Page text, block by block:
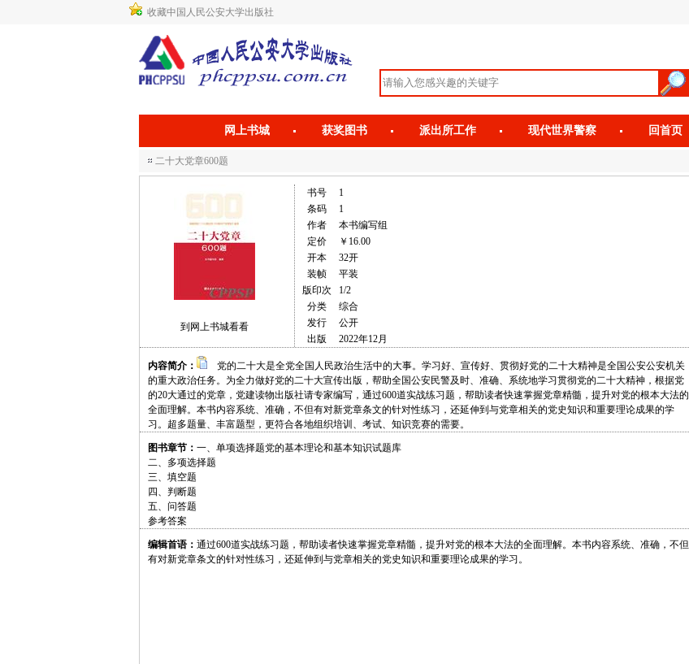
收藏中国人民公安大学出版社
网上书城 获奖图书 派出所工作 现代世界警察 回首页
二十大党章600题
到网上书城看看
书号
1
条码
1
作者
本书编写组
定价
￥16.00
开本
32开
装帧
平装
版印次
1/2
分类
综合
发行
公开
出版
2022年12月
内容简介：
党的二十大是全党全国人民政治生活中的大事。学习好、宣传好、贯彻好党的二十大精神是全国公安公安机关
的重大政治任务。为全力做好党的二十大宣传出版，帮助全国公安民警及时、准确、系统地学习贯彻党的二十大精神，根据党
的20大通过的党章，党建读物出版社请专家编写，通过600道实战练习题，帮助读者快速掌握党章精髓，提升对党的根本大法的
全面理解。本书内容系统、准确，不但有对新党章条文的针对性练习，还延伸到与党章相关的党史知识和重要理论成果的学
习。超多题量、丰富题型，更符合各地组织培训、考试、知识竞赛的需要。
图书章节： 一、单项选择题党的基本理论和基本知识试题库
二、多项选择题
三、填空题
四、判断题
五、问答题
参考答案
编辑首语： 通过600道实战练习题，帮助读者快速掌握党章精髓，提升对党的根本大法的全面理解。本书内容系统、准确，不但
有对新党章条文的针对性练习，还延伸到与党章相关的党史知识和重要理论成果的学习。